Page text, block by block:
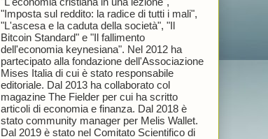
"Imposta sul reddito: la radice di tutti i mali",
"L'ascesa e la caduta della società", "Il
Bitcoin Standard" e "Il fallimento
dell'economia keynesiana". Nel 2012 ha
partecipato alla fondazione dell'Associazione
Mises Italia di cui è stato responsabile
editoriale. Dal 2013 ha collaborato col
magazine The Fielder per cui ha scritto
articoli di economia e finanza. Dal 2018 è
stato community manager per Melis Wallet.
Dal 2019 è stato nel Comitato Scientifico di